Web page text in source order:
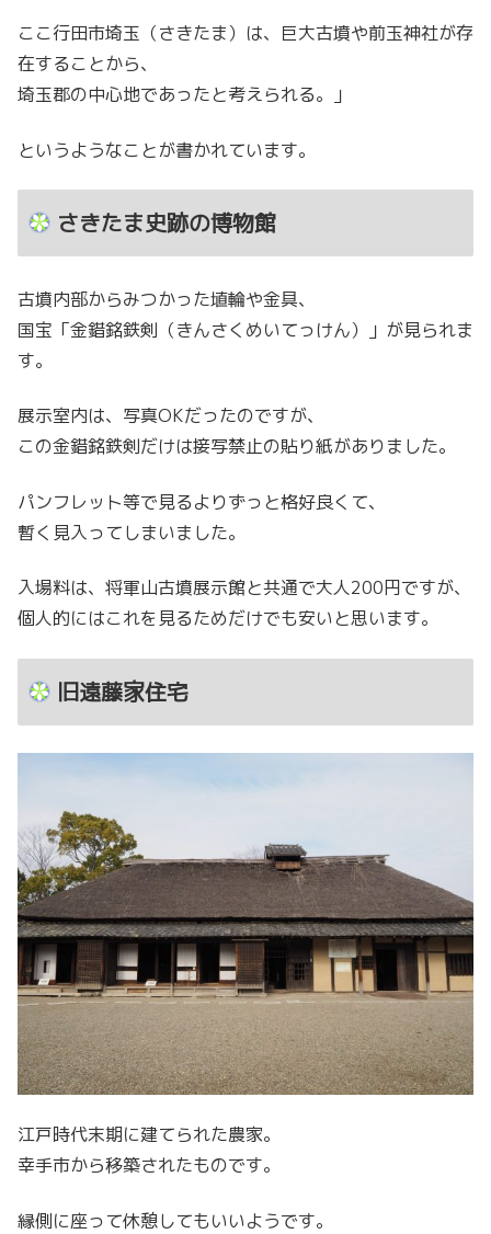
ここ行田市埼玉（さきたま）は、巨大古墳や前玉神社が存
在することから、
埼玉郡の中心地であったと考えられる。」
というようなことが書かれています。
さきたま史跡の博物館
古墳内部からみつかった埴輪や金具、
国宝「金錯銘鉄剣（きんさくめいてっけん）」が見られま
す。
展示室内は、写真OKだったのですが、
この金錯銘鉄剣だけは接写禁止の貼り紙がありました。
パンフレット等で見るよりずっと格好良くて、
暫く見入ってしまいました。
入場料は、将軍山古墳展示館と共通で大人200円ですが、
個人的にはこれを見るためだけでも安いと思います。
旧遠藤家住宅
江戸時代末期に建てられた農家。
幸手市から移築されたものです。
縁側に座って休憩してもいいようです。